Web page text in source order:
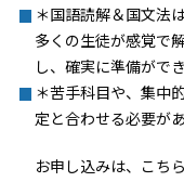
＊国語読解＆国文法
多くの生徒が感覚で
し、確実に準備がで
＊苦手科目や、集中
定と合わせる必要が
お申し込みは、こち